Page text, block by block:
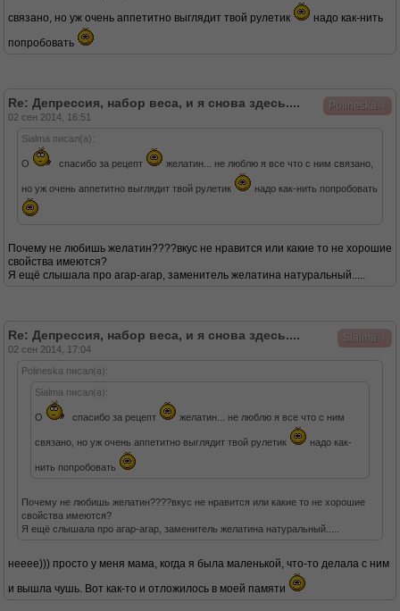
связано, но уж очень аппетитно выглядит твой рулетик
надо как-нить
попробовать
Polineska
Re: Депрессия, набор веса, и я снова здесь....
02 сен 2014, 16:51
Sialma писал(а):
О спасибо за рецепт желатин... не люблю я все что с ним связано,
но уж очень аппетитно выглядит твой рулетик надо как-нить попробовать
Почему не любишь желатин????вкус не нравится или какие то не хорошие
свойства имеются?
Я ещё слышала про агар-агар, заменитель желатина натуральный.....
Sialma
Re: Депрессия, набор веса, и я снова здесь....
02 сен 2014, 17:04
Polineska писал(а):
Sialma писал(а):
О спасибо за рецепт желатин... не люблю я все что с ним
связано, но уж очень аппетитно выглядит твой рулетик надо как-
нить попробовать
Почему не любишь желатин????вкус не нравится или какие то не хорошие
свойства имеются?
Я ещё слышала про агар-агар, заменитель желатина натуральный.....
нееее))) просто у меня мама, когда я была маленькой, что-то делала с ним
и вышла чушь. Вот как-то и отложилось в моей памяти